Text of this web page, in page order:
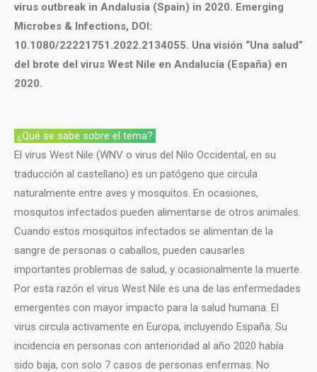
virus outbreak in Andalusia (Spain) in 2020. Emerging
Microbes & Infections, DOI:
10.1080/22221751.2022.2134055. Una visión “Una salud”
del brote del virus West Nile en Andalucía (España) en
2020.
¿Qué se sabe sobre el tema?
El virus West Nile (WNV o virus del Nilo Occidental, en su
traducción al castellano) es un patógeno que circula
naturalmente entre aves y mosquitos. En ocasiones,
mosquitos infectados pueden alimentarse de otros animales.
Cuando estos mosquitos infectados se alimentan de la
sangre de personas o caballos, pueden causarles
importantes problemas de salud, y ocasionalmente la muerte.
Por esta razón el virus West Nile es una de las enfermedades
emergentes con mayor impacto para la salud humana. El
virus circula activamente en Europa, incluyendo España. Su
incidencia en personas con anterioridad al año 2020 había
sido baja, con solo 7 casos de personas enfermas. No